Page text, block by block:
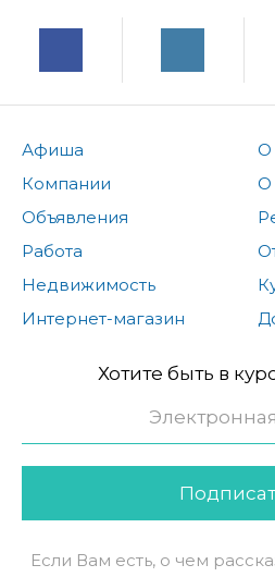
Афиша
Компании
Объявления
Работа
Недвижимость
Интернет-магазин
О
О
Хотите быть в
Если Вам есть, о чем